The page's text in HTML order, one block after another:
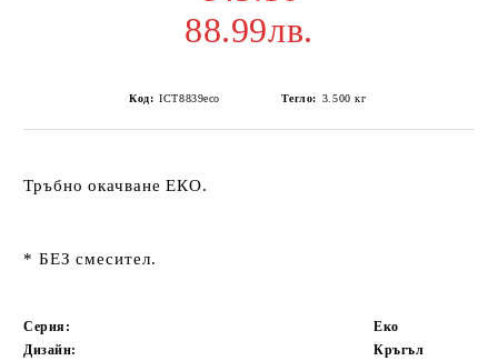
88.99лв.
Код: ICT8839eco Тегло: 3.500 кг
Тръбно окачване ЕКО.
* БЕЗ смесител.
Серия:
Еко
Дизайн:
Кръгъл